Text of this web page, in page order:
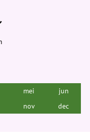
mei
jun
nov dec